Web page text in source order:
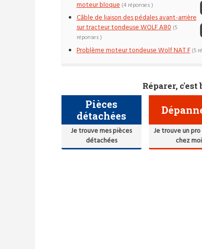
moteur bloque (4 réponses )
Câble de liaison des pédales avant-arrière
sur tracteur tondeuse WOLF A80 (5
réponses )
Problème moteur tondeuse Wolf NAT F (5
Réparer,
Pièces
détachées
Je trouve mes pièces
détachées
Je trouve un
chez moi